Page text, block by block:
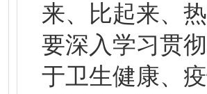
来、比起来、
要深入学习贯
于卫生健康、